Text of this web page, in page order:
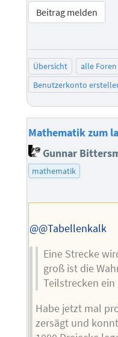
Beitrag melden
Übersicht alle Foren
Benutzerkonto
Mathematik zum
Gunnar
mathematik
@@Tabellenkalk
Eine Strecke
groß ist die
Teilstrecken
Habe jetzt mal
zersägt und